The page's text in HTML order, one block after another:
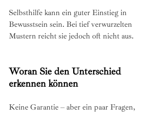
Selbsthilfe kann ein guter Einstieg in
Bewusstsein sein. Bei tief verwurzelten
Mustern reicht sie jedoch oft nicht aus.
Woran Sie den Unterschied
erkennen können
Keine Garantie – aber ein paar Fragen,